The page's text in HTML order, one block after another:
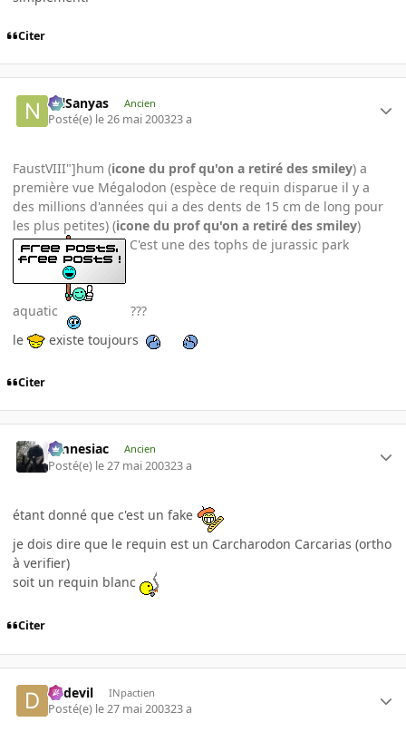
Citer
NilSanyas Ancien
Posté(e) le 26 mai 200323 a
FaustVIII"]hum (icone du prof qu'on a retiré des smiley) a
première vue Mégalodon (espèce de requin disparue il y a
des millions d'années qui a des dents de 15 cm de long pour
les plus petites) (icone du prof qu'on a retiré des smiley)
C'est une des tophs de jurassic park
aquatic
???
le
existe toujours
Citer
Amnesiac Ancien
Posté(e) le 27 mai 200323 a
étant donné que c'est un fake
je dois dire que le requin est un Carcharodon Carcarias (ortho
à verifier)
soit un requin blanc
Citer
dadevil INpactien
Posté(e) le 27 mai 200323 a